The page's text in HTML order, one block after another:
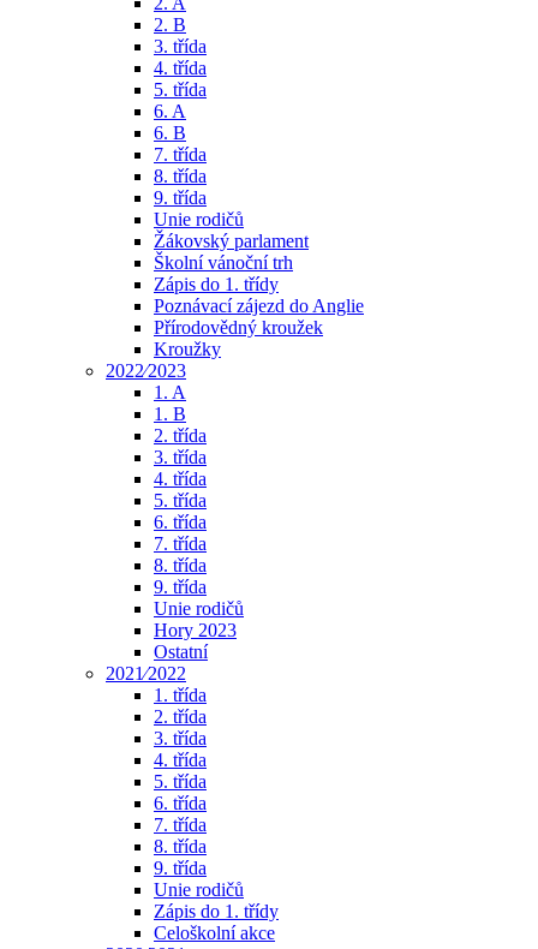
2. B
3. třída
4. třída
5. třída
6. A
6. B
7. třída
8. třída
9. třída
Unie rodičů
Žákovský parlament
Školní vánoční trh
Zápis do 1. třídy
Poznávací zájezd do Anglie
Přírodovědný kroužek
Kroužky
2022⁄2023
1. A
1. B
2. třída
3. třída
4. třída
5. třída
6. třída
7. třída
8. třída
9. třída
Unie rodičů
Hory 2023
Ostatní
2021⁄2022
1. třída
2. třída
3. třída
4. třída
5. třída
6. třída
7. třída
8. třída
9. třída
Unie rodičů
Zápis do 1. třídy
Celoškolní akce